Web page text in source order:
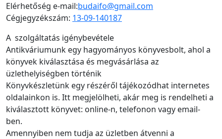
Elérhetőség e-mail:budaifo@gmail.com
Cégjegyzékszám: 13-09-140187
A szolgáltatás igénybevétele
Antikváriumunk egy hagyományos könyvesbolt, ahol a
könyvek kiválasztása és megvásárlása az
üzlethelyiségben történik
Könyvkészletünk egy részéről tájékozódhat internetes
oldalainkon is. Itt megjelölheti, akár meg is rendelheti a
kiválasztott könyvet: online-n, telefonon vagy email-
ben.
Amennyiben nem tudja az üzletben átvenni a